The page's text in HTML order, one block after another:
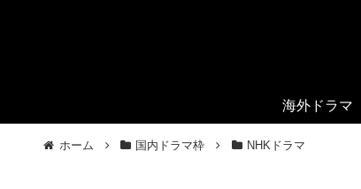
海外ドラマ
ホーム 国内ドラマ枠 NHKドラマ